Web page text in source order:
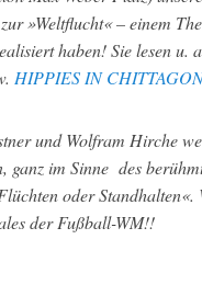
»Weltflucht« – einem
haben! Sie lesen
HIPPIES IN
und Wolfram Hirche
ganz im Sinne des
oder Standhalten«.
der Fußball-WM!!